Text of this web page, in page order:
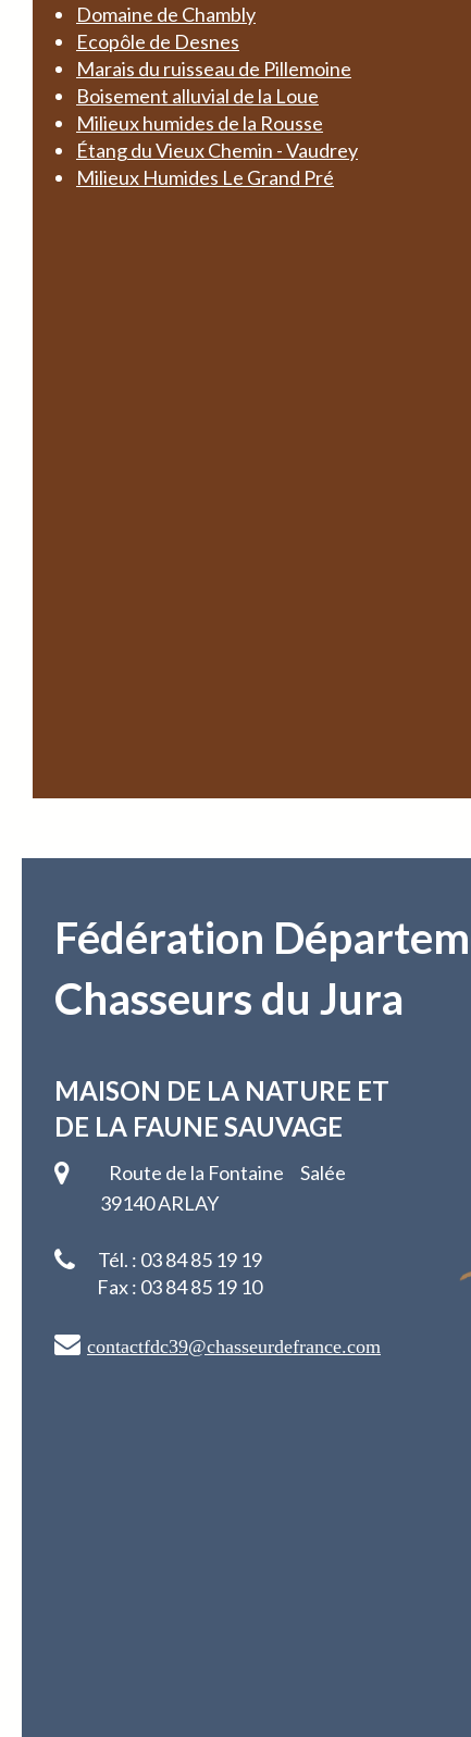
Domaine de Chambly
Ecopôle de Desnes
Marais du ruisseau de Pillemoine
Boisement alluvial de la Loue
Milieux humides de la Rousse
Étang du Vieux Chemin - Vaudrey
Milieux Humides Le Grand Pré
Fédération
Chasseurs du Jura
MAISON DE LA NATURE ET
DE LA FAUNE SAUVAGE
Route de la Fontaine Salée
39140 ARLAY
Tél. : 03 84 85 19 19
Fax : 03 84 85 19 10
contactfdc39@chasseurdefrance.com